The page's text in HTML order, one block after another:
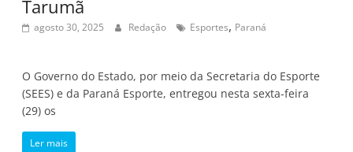
Tarumã
agosto 30, 2025 Redação Esportes, Paraná
O Governo do Estado, por meio da Secretaria do Esporte
(SEES) e da Paraná Esporte, entregou nesta sexta-feira
(29) os
Ler mais